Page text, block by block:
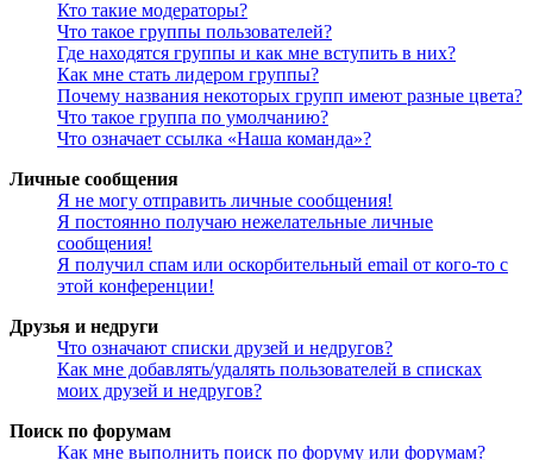
Кто такие модераторы?
Что такое группы пользователей?
Где находятся группы и как мне вступить в них?
Как мне стать лидером группы?
Почему названия некоторых групп имеют разные цвета?
Что такое группа по умолчанию?
Что означает ссылка «Наша команда»?
Личные сообщения
Я не могу отправить личные сообщения!
Я постоянно получаю нежелательные личные
сообщения!
Я получил спам или оскорбительный email от кого-то с
этой конференции!
Друзья и недруги
Что означают списки друзей и недругов?
Как мне добавлять/удалять пользователей в списках
моих друзей и недругов?
Поиск по форумам
Как мне выполнить поиск по форуму или форумам?